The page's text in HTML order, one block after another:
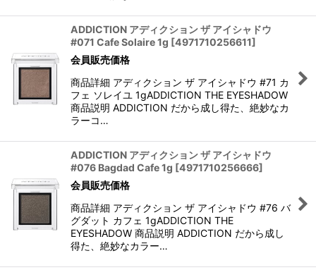
ADDICTION アディクション ザ アイシャドウ
#071 Cafe Solaire 1g [4971710256611]
会員販売価格
商品詳細 アディクション ザ アイシャドウ #71 カ
フェ ソレイユ 1gADDICTION THE EYESHADOW
商品説明 ADDICTION だから成し得た、絶妙なカ
ラーコ…
ADDICTION アディクション ザ アイシャドウ
#076 Bagdad Cafe 1g [4971710256666]
会員販売価格
商品詳細 アディクション ザ アイシャドウ #76 バ
グダット カフェ 1gADDICTION THE
EYESHADOW 商品説明 ADDICTION だから成し
得た、絶妙なカラー…